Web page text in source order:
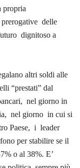
propria
delle
dignitoso a
altri soldi alle
“prestati” dal
nel giorno in
nel giorno in cui si
Paese, i leader
per stabilire se il
o al 38%. E’